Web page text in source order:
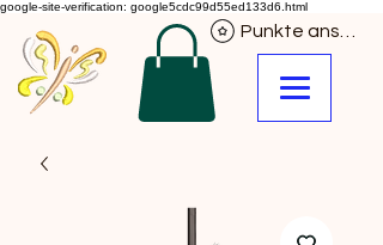
google-site-verification: google5cdc99d55ed133d6.html